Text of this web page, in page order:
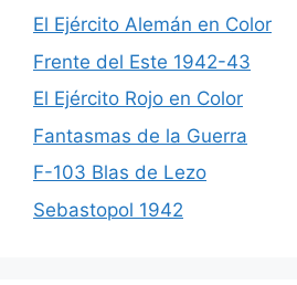
El Ejército Alemán en Color
Frente del Este 1942-43
El Ejército Rojo en Color
Fantasmas de la Guerra
F-103 Blas de Lezo
Sebastopol 1942